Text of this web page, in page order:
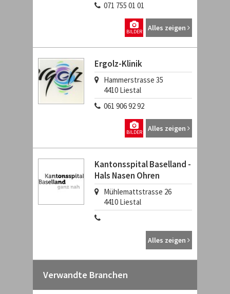
071 755 01 01
Alles zeigen
BILDER
Ergolz-Klinik
Hammerstrasse 35
4410 Liestal
061 906 92 92
Alles zeigen
BILDER
Kantonsspital Baselland -
Hals Nasen Ohren
Mühlemattstrasse 26
4410 Liestal
Alles zeigen
Verwandte Branchen